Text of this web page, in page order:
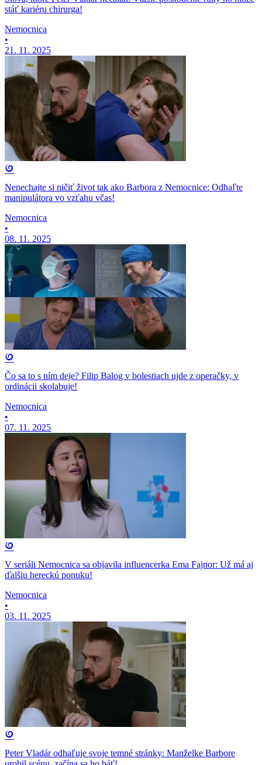
stáť kariéru chirurga!
Nemocnica
•
21. 11. 2025
Nenechajte si ničiť život tak ako Barbora z Nemocnice: Odhaľte
manipulátora vo vzťahu včas!
Nemocnica
•
08. 11. 2025
Čo sa to s ním deje? Filip Balog v bolestiach ujde z operačky, v
ordinácii skolabuje!
Nemocnica
•
07. 11. 2025
V seriáli Nemocnica sa objavila influencerka Ema Fajnor: Už má aj
ďalšiu hereckú ponuku!
Nemocnica
•
03. 11. 2025
Peter Vladár odhaľuje svoje temné stránky: Manželke Barbore